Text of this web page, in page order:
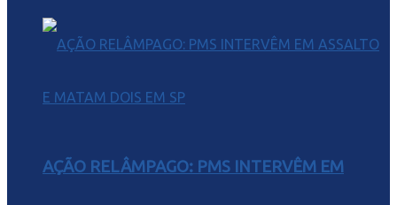
AÇÃO RELÂMPAGO: PMS INTERVÊM EM